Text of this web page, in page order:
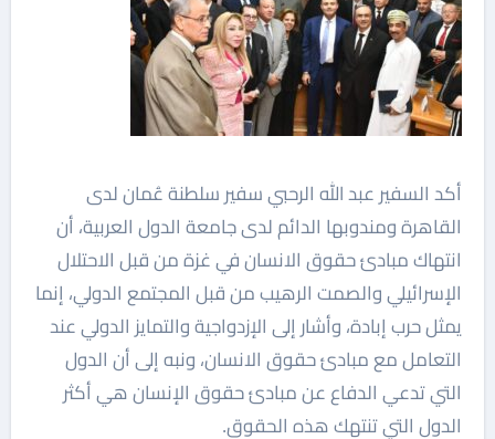
أكد السفير عبد الله الرحبي سفير سلطنة عُمان لدى
القاهرة ومندوبها الدائم لدى جامعة الدول العربية، أن
انتهاك مبادئ حقوق الانسان في غزة من قبل الاحتلال
الإسرائيلي والصمت الرهيب من قبل المجتمع الدولي، إنما
يمثل حرب إبادة، وأشار إلى الإزدواجية والتمايز الدولي عند
التعامل مع مبادئ حقوق الانسان، ونبه إلى أن الدول
التي تدعي الدفاع عن مبادئ حقوق الإنسان هي أكثر
الدول التي تنتهك هذه الحقوق.